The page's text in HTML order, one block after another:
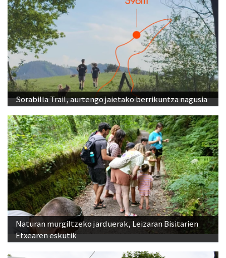
Sorabilla Trail, aurtengo jaietako berrikuntza nagusia
Naturan murgiltzeko jarduerak, Leizaran Bisitarien
Etxearen eskutik